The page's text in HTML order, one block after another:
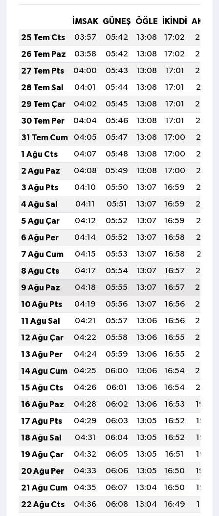
İMSAK GÜNEŞ ÖĞLE İKINDI
25 Tem Cts
03:57 05:42 13:08 17:02
20:24
26 Tem Paz
03:58 05:42 13:08 17:02
20:23
27 Tem Pts
04:00 05:43 13:08 17:01
20:22
28 Tem Sal
04:01 05:44 13:08 17:01
20:21
29 Tem Çar
04:02 05:45 13:08 17:01
20:20
30 Tem Per
04:04 05:46 13:08 17:01
20:19
31 Tem Cum
04:05 05:47 13:08 17:00
20:18
1 Ağu Cts
04:07 05:48 13:08 17:00
20:17
2 Ağu Paz
04:08 05:49 13:08 17:00
20:16
3 Ağu Pts
04:10 05:50 13:07 16:59
20:15
4 Ağu Sal
04:11 05:51 13:07 16:59
20:14
5 Ağu Çar
04:12 05:52 13:07 16:59
20:13
6 Ağu Per
04:14 05:52 13:07 16:58
20:12
7 Ağu Cum
04:15 05:53 13:07 16:58
20:11
8 Ağu Cts
04:17 05:54 13:07 16:57
20:10
9 Ağu Paz
04:18 05:55 13:07 16:57
20:08
10 Ağu Pts
04:19 05:56 13:07 16:56
20:07
11 Ağu Sal
04:21 05:57 13:06 16:56
20:06
12 Ağu Çar
04:22 05:58 13:06 16:55
20:05
13 Ağu Per
04:24 05:59 13:06 16:55
20:03
14 Ağu Cum
04:25 06:00 13:06 16:54
20:02
15 Ağu Cts
04:26 06:01 13:06 16:54
20:01
16 Ağu Paz
04:28 06:02 13:06 16:53
19:59
17 Ağu Pts
04:29 06:03 13:05 16:52
19:58
18 Ağu Sal
04:31 06:04 13:05 16:52
19:57
19 Ağu Çar
04:32 06:05 13:05 16:51
19:55
20 Ağu Per
04:33 06:06 13:05 16:50
19:54
21 Ağu Cum
04:35 06:07 13:04 16:50
19:52
22 Ağu Cts
04:36 06:08 13:04 16:49
19:51